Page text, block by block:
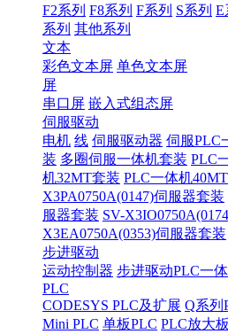
F2系列 F8系列 F系列 S系列 E
系列 其他系列
文本
彩色文本屏 单色文本屏
屏
串口屏 嵌入式组态屏
伺服驱动
电机 线 伺服驱动器 伺服PLC
装 多圈伺服一体机套装 PLC
机32MT套装 PLC一体机
X3PA0750A(0147)伺服器套装
服器套装 SV-
X3EA0750A(0353)伺服器套装
步进驱动
运动控制器 步进驱动PLC一
PLC
CODESYS PLC及扩展 Q系列
Mini PLC 单板PLC PLC放大板